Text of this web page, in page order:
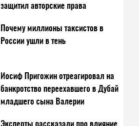
защитил авторские права
Почему миллионы таксистов в
России ушли в тень
Иосиф Пригожин отреагировал на
банкротство переехавшего в Дубай
младшего сына Валерии